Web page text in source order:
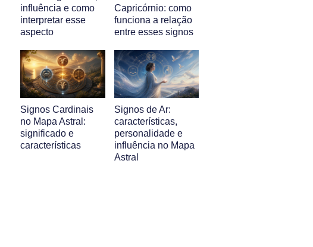
influência e como
interpretar esse
aspecto
Capricórnio: como
funciona a relação
entre esses signos
Signos Cardinais
no Mapa Astral:
significado e
características
Signos de Ar:
características,
personalidade e
influência no Mapa
Astral